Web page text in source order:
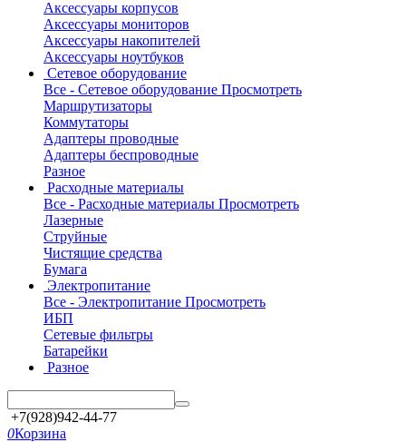
Аксессуары корпусов
Аксессуары мониторов
Аксессуары накопителей
Аксессуары ноутбуков
Сетевое оборудование
Все - Сетевое оборудование Просмотреть
Маршрутизаторы
Коммутаторы
Адаптеры проводные
Адаптеры беспроводные
Разное
Расходные материалы
Все - Расходные материалы Просмотреть
Лазерные
Струйные
Чистящие средства
Бумага
Электропитание
Все - Электропитание Просмотреть
ИБП
Сетевые фильтры
Батарейки
Разное
+7(928)942-44-77
0Корзина